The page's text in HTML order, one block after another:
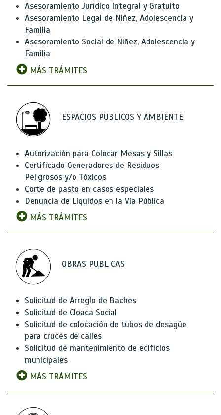
Asesoramiento Jurídico Integral y Gratuito
Asesoramiento Legal de Niñez, Adolescencia y
Familia
Asesoramiento Social de Niñez, Adolescencia y
Familia
MÁS TRÁMITES
ESPACIOS PUBLICOS Y AMBIENTE
Autorización para Colocar Mesas y Sillas
Certificado Generadores de Residuos
Peligrosos y/o Tóxicos
Corte de pasto en casos especiales
Denuncia de Líquidos en la Vía Pública
MÁS TRÁMITES
OBRAS PUBLICAS
Solicitud de Arreglo de Baches
Solicitud de Cloaca Social
Solicitud de colocación de tubos de desagüe
para cruces de calles
Solicitud de mantenimiento de edificios
municipales
MÁS TRÁMITES